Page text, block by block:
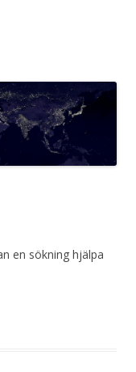
en sökning hjälpa